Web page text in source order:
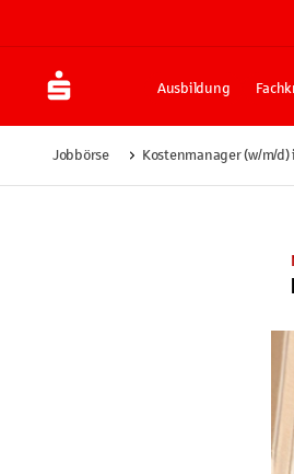
Ausbildung
Jobbörse Kostenmanager (w/m/